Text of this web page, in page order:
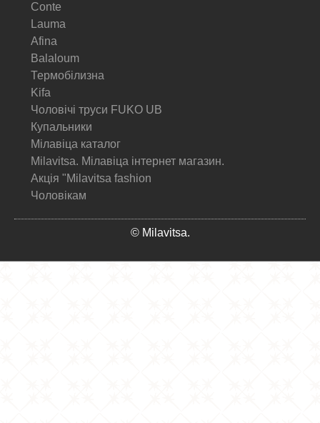
Conte
Lauma
Afina
Balaloum
Термобілизна
Kifa
Чоловічі труси FUKO UB
Купальники
Мілавіца каталог
Milavitsa. Мілавіца інтернет магазин.
Акція "Milavitsa fashion
Чоловікам
© Milavitsa.